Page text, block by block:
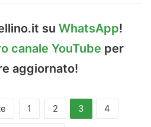
su WhatsApp!
canale YouTube per
aggiornato!
1 2 3 4